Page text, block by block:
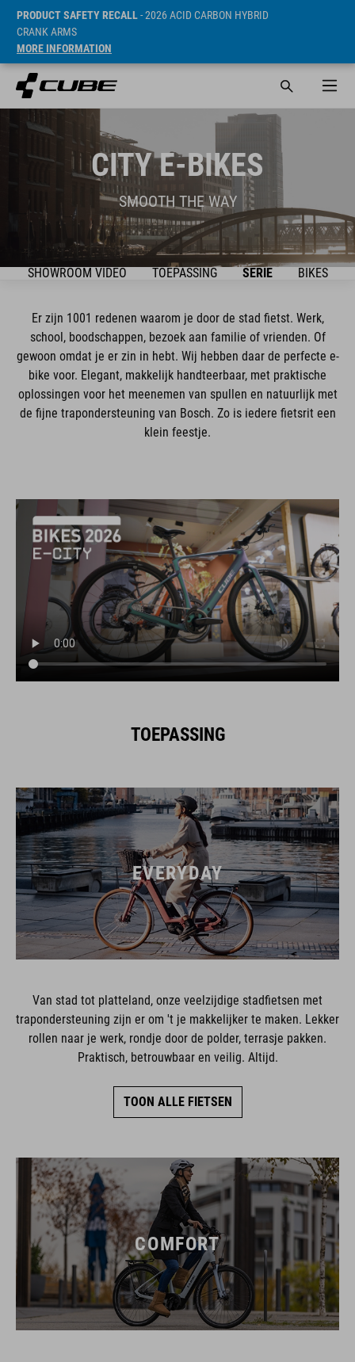
PRODUCT SAFETY RECALL- 2026 ACID CARBON HYBRID
CRANK ARMS
MORE INFORMATION
CITY E-BIKES
SMOOTH THE WAY
SHOWROOM VIDEO TOEPASSING SERIE BIKES
Er zijn 1001 redenen waarom je door de stad fietst. Werk,
school, boodschappen, bezoek aan familie of vrienden. Of
gewoon omdat je er zin in hebt. Wij hebben daar de perfecte e-
bike voor. Elegant, makkelijk handteerbaar, met praktische
oplossingen voor het meenemen van spullen en natuurlijk met
de fijne trapondersteuning van Bosch. Zo is iedere fietsrit een
klein feestje.
TOEPASSING
EVERYDAY
Van stad tot platteland, onze veelzijdige stadfietsen met
trapondersteuning zijn er om 't je makkelijker te maken. Lekker
rollen naar je werk, rondje door de polder, terrasje pakken.
Praktisch, betrouwbaar en veilig. Altijd.
TOON ALLE FIETSEN
COMFORT